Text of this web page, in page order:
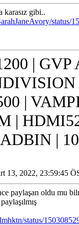
karasız gibi..
status/
| GVP
|
|
|
13, 2022, 23:59:45
paylaşan oldu mu
status/